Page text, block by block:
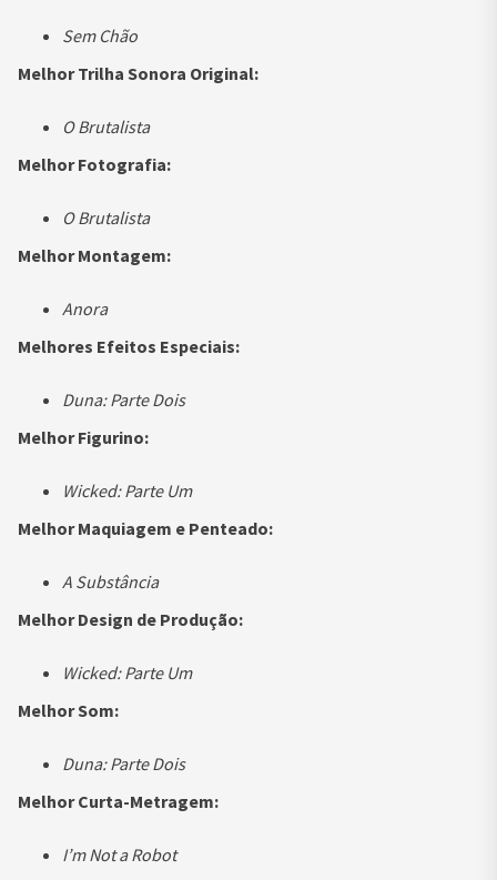
Sem Chão
Melhor Trilha Sonora Original:
O Brutalista
Melhor Fotografia:
O Brutalista
Melhor Montagem:
Anora
Melhores Efeitos Especiais:
Duna: Parte Dois
Melhor Figurino:
Wicked: Parte Um
Melhor Maquiagem e Penteado:
A Substância
Melhor Design de Produção:
Wicked: Parte Um
Melhor Som:
Duna: Parte Dois
Melhor Curta-Metragem:
I’m Not a Robot